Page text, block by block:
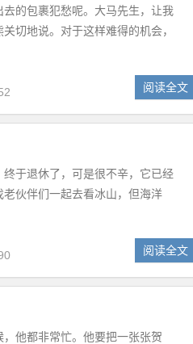
的包裹犯愁呢。大马先生，让我
切地说。对于这样难得的机会，
阅读全文
于退休了，可是很不辛，它已经
伙伴们一起去看冰山，但海洋
阅读全文
他都非常忙。他要把一张张贺